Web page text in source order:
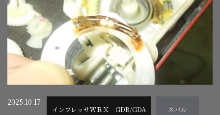
2025.10.17
インプレッサＷＲＸ GDB/GDA スバル